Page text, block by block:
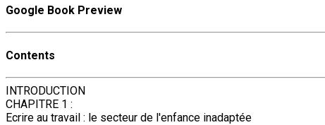
Google Book Preview
Contents
INTRODUCTION
CHAPITRE 1 :
Ecrire au travail : le secteur de l'enfance inadaptée